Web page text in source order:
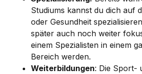
Studiums kannst du dich auf
oder Gesundheit
später auch noch weiter
einem Spezialisten in einem
Bereich werden.
Weiterbildungen: Die Sport-